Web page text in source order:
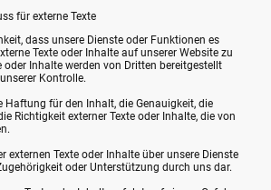
für externe Texte
dass unsere Dienste oder Funktionen es
Texte oder Inhalte auf unserer Website zu
oder Inhalte werden von Dritten bereitgestellt
Kontrolle.
Haftung für den Inhalt, die Genauigkeit, die
Richtigkeit externer Texte oder Inhalte, die von
externen Texte oder Inhalte über unsere Dienste
oder Unterstützung durch uns dar.